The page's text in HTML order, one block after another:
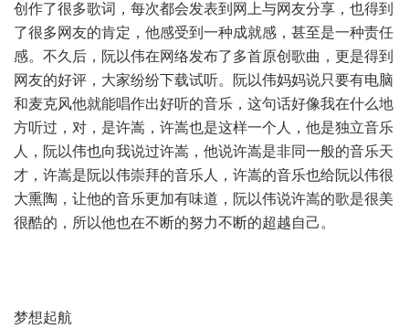
创作了很多歌词，每次都会发表到网上与网友分享，也得到
了很多网友的肯定，他感受到一种成就感，甚至是一种责任
感。不久后，阮以伟在网络发布了多首原创歌曲，更是得到
网友的好评，大家纷纷下载试听。阮以伟妈妈说只要有电脑
和麦克风他就能唱作出好听的音乐，这句话好像我在什么地
方听过，对，是许嵩，许嵩也是这样一个人，他是独立音乐
人，阮以伟也向我说过许嵩，他说许嵩是非同一般的音乐天
才，许嵩是阮以伟崇拜的音乐人，许嵩的音乐也给阮以伟很
大熏陶，让他的音乐更加有味道，阮以伟说许嵩的歌是很美
很酷的，所以他也在不断的努力不断的超越自己。
梦想起航